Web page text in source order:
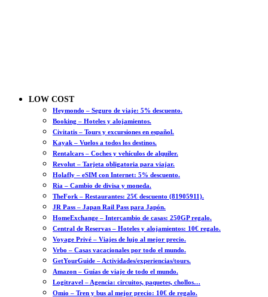
LOW COST
Heymondo – Seguro de viaje: 5% descuento.
Booking – Hoteles y alojamientos.
Civitatis – Tours y excursiones en español.
Kayak – Vuelos a todos los destinos.
Rentalcars – Coches y vehículos de alquiler.
Revolut – Tarjeta obligatoria para viajar.
Holafly – eSIM con Internet: 5% descuento.
Ria – Cambio de divisa y moneda.
TheFork – Restaurantes: 25€ descuento (81905911).
JR Pass – Japan Rail Pass para Japón.
HomeExchange – Intercambio de casas: 250GP regalo.
Central de Reservas – Hoteles y alojamientos: 10€ regalo.
Voyage Privé – Viajes de lujo al mejor precio.
Vrbo – Casas vacacionales por todo el mundo.
GetYourGuide – Actividades/experiencias/tours.
Amazon – Guías de viaje de todo el mundo.
Logitravel – Agencia: circuitos, paquetes, chollos…
Omio – Tren y bus al mejor precio: 10€ de regalo.